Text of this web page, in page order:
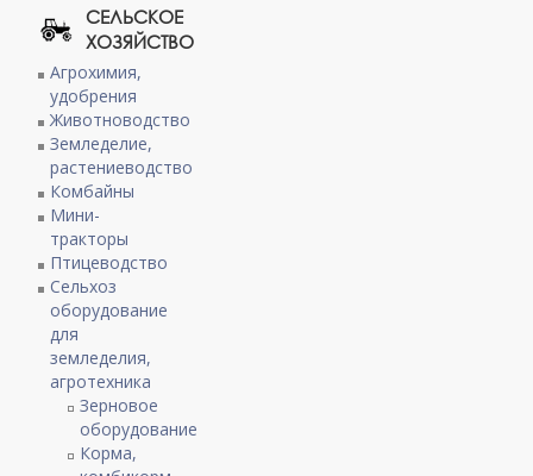
СЕЛЬСКОЕ
ХОЗЯЙСТВО
Агрохимия,
удобрения
Животноводство
Земледелие,
растениеводство
Комбайны
Мини-
тракторы
Птицеводство
Сельхоз
оборудование
для
земледелия,
агротехника
Зерновое
оборудование
Корма,